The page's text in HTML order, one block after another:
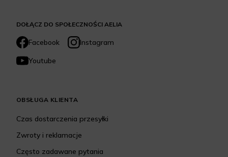
DOŁĄCZ DO SPOŁECZNOŚCI AELIA
Facebook
Instagram
Youtube
OBSŁUGA KLIENTA
Czas dostarczenia przesyłki
Zwroty i reklamacje
Często zadawane pytania